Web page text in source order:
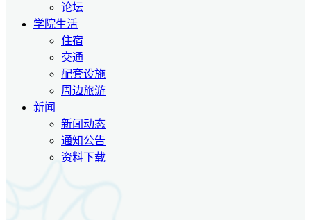
论坛
学院生活
住宿
交通
配套设施
周边旅游
新闻
新闻动态
通知公告
资料下载